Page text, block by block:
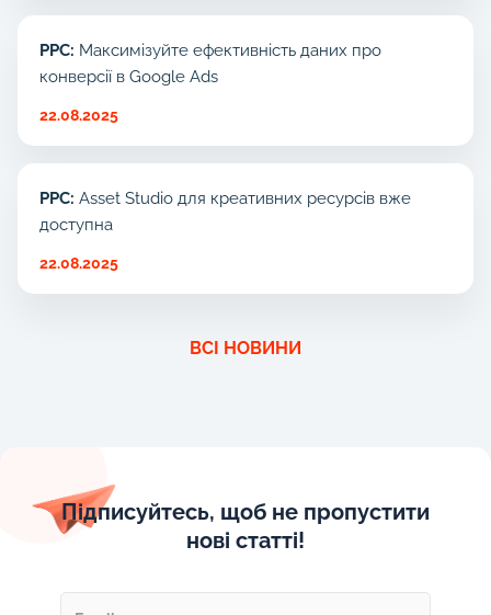
PPC: Максимізуйте ефективність даних про
конверсії в Google Ads
22.08.2025
PPC: Asset Studio для креативних ресурсів вже
доступна
22.08.2025
ВСІ НОВИНИ
Підписуйтесь, щоб не пропустити
нові статті!